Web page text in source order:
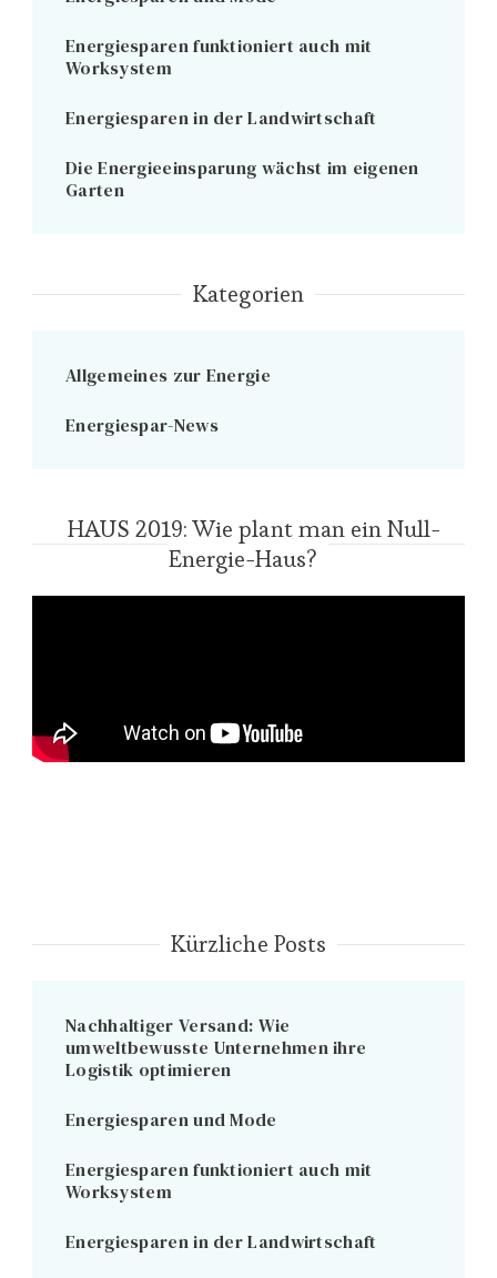
Energiesparen funktioniert auch mit
Worksystem
Energiesparen in der Landwirtschaft
Die Energieeinsparung wächst im eigenen
Garten
Kategorien
Allgemeines zur Energie
Energiespar-News
HAUS 2019: Wie plant man ein Null-
Energie-Haus?
Kürzliche Posts
Nachhaltiger Versand: Wie
umweltbewusste Unternehmen ihre
Logistik optimieren
Energiesparen und Mode
Energiesparen funktioniert auch mit
Worksystem
Energiesparen in der Landwirtschaft